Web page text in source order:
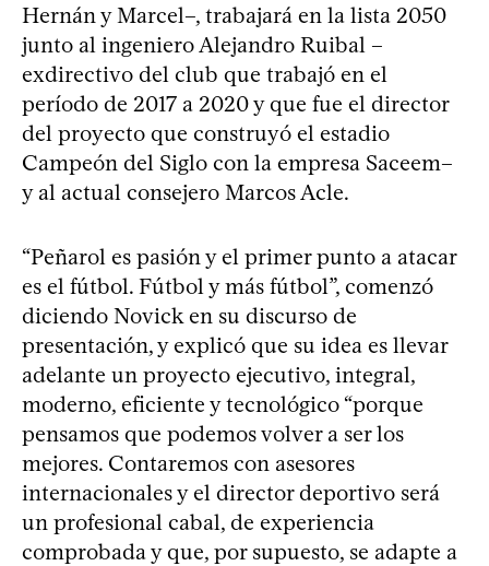
Hernán y Marcel–, trabajará en la lista 2050
junto al ingeniero Alejandro Ruibal –
exdirectivo del club que trabajó en el
período de 2017 a 2020 y que fue el director
del proyecto que construyó el estadio
Campeón del Siglo con la empresa Saceem–
y al actual consejero Marcos Acle.
“Peñarol es pasión y el primer punto a atacar
es el fútbol. Fútbol y más fútbol”, comenzó
diciendo Novick en su discurso de
presentación, y explicó que su idea es llevar
adelante un proyecto ejecutivo, integral,
moderno, eficiente y tecnológico “porque
pensamos que podemos volver a ser los
mejores. Contaremos con asesores
internacionales y el director deportivo será
un profesional cabal, de experiencia
comprobada y que, por supuesto, se adapte a